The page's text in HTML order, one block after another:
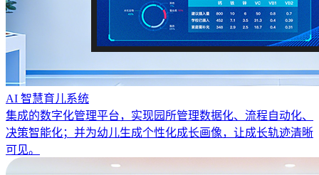
AI 智慧育儿系统
集成的数字化管理平台，实现园所管理数据化、流程自动化、
决策智能化；并为幼儿生成个性化成长画像，让成长轨迹清晰
可见。